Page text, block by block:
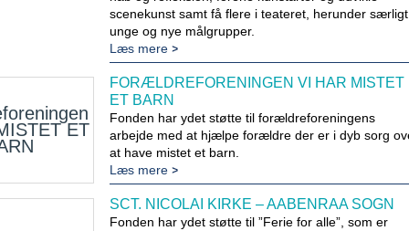
scenekunst samt få flere i teateret, herunder særligt
unge og nye målgrupper.
Læs mere
ET
FORÆLDREFORENINGEN VI HAR MISTET
ET BARN
Fonden har ydet støtte til forældreforeningens
arbejde med at hjælpe forældre der er i dyb sorg
at have mistet et barn.
Læs mere
SCT. NICOLAI KIRKE – AABENRAA SOGN
Fonden har ydet støtte til ”Ferie for alle”, som er